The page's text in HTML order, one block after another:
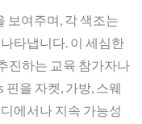
보여주며, 각 색조는
타냅니다. 이 세심한
진하는 교육 참가자나
핀을 자켓, 가방, 스웨
에서나 지속 가능성